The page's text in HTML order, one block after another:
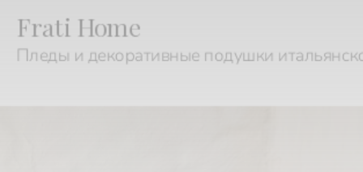
Пледы и декоративные подушки